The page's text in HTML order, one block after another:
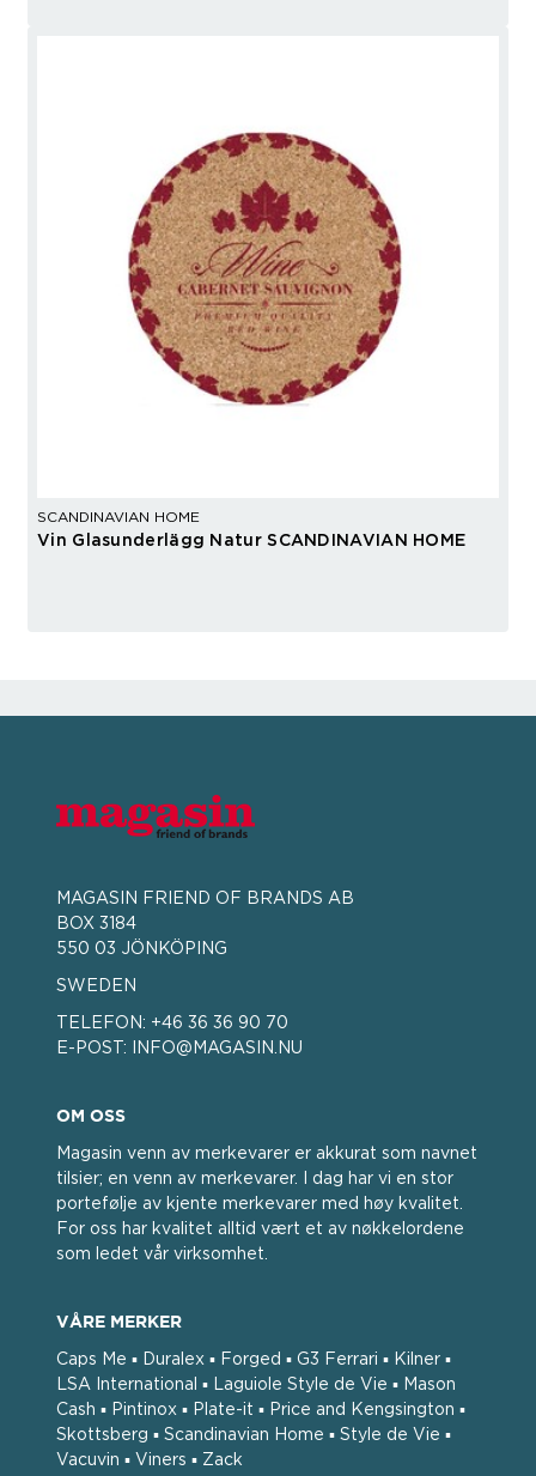
SCANDINAVIAN HOME
Vin Glasunderlägg Natur SCANDINAVIAN HOME
MAGASIN FRIEND OF BRANDS AB
BOX 3184
550 03 JÖNKÖPING
SWEDEN
TELEFON: +46 36 36 90 70
E-POST:
INFO@MAGASIN.NU
OM OSS
Magasin venn av merkevarer er akkurat som navnet
tilsier; en venn av merkevarer. I dag har vi en stor
portefølje av kjente merkevarer med høy kvalitet.
For oss har kvalitet alltid vært et av nøkkelordene
som ledet vår virksomhet.
VÅRE MERKER
Caps Me ▪ Duralex ▪ Forged ▪ G3 Ferrari ▪ Kilner ▪
LSA International ▪ Laguiole Style de Vie ▪ Mason
Cash ▪ Pintinox ▪ Plate-it ▪ Price and Kengsington ▪
Skottsberg ▪ Scandinavian Home ▪ Style de Vie ▪
Vacuvin ▪ Viners ▪ Zack